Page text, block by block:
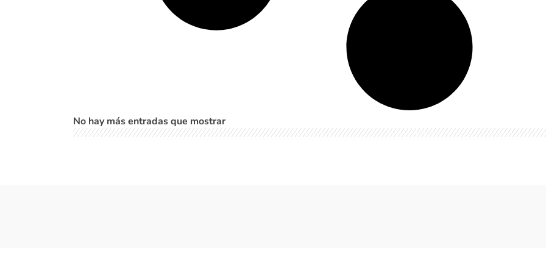
No hay más entradas que mostrar